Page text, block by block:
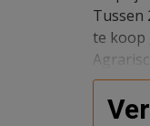
Tussen
te koop